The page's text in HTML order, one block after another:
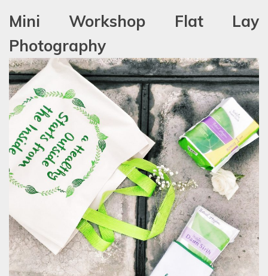
Mini Workshop Flat Lay
Photography